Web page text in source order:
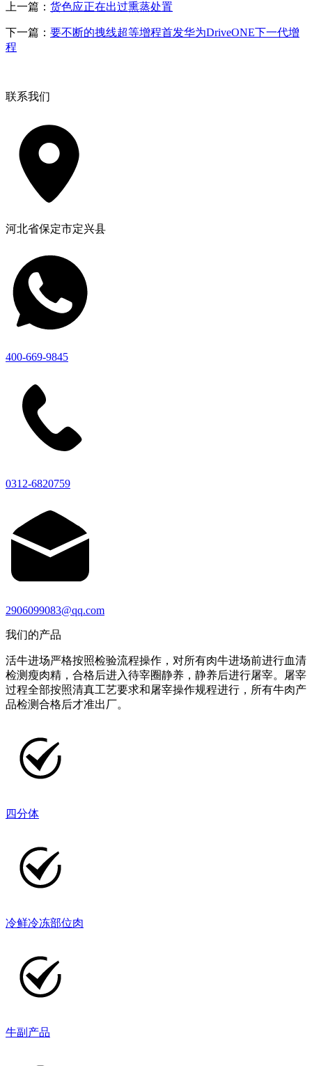
上一篇： 货色应正在出过熏蒸处置
下一篇： 要不断的拽线超等增程首发华为DriveONE下一代增
程
联系我们
河北省保定市定兴县
400-669-9845
0312-6820759
2906099083@qq.com
我们的产品
活牛进场严格按照检验流程操作，对所有肉牛进场前进行血清
检测瘦肉精，合格后进入待宰圈静养，静养后进行屠宰。屠宰
过程全部按照清真工艺要求和屠宰操作规程进行，所有牛肉产
品检测合格后才准出厂。
四分体
冷鲜冷冻部位肉
牛副产品